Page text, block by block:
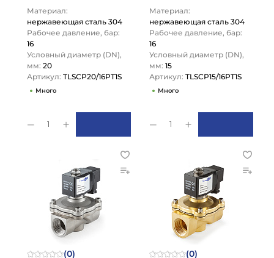
Нерж.304/PTFE,
DN20,
TLSCP20/16PT1S…
Материал:
нержавеющая сталь 304
Рабочее давление, бар:
16
Условный диаметр (DN),
мм: 20
Артикул: TLSCP20/16PT1S
Много
1
Нерж.304/PTFE, DN15,
TLSCP15/16PT1S…
Материал:
нержавеющая сталь 304
Рабочее давление, бар:
16
Условный диаметр (DN),
мм: 15
Артикул: TLSCP15/16PT1S
Много
1
(0) (0)